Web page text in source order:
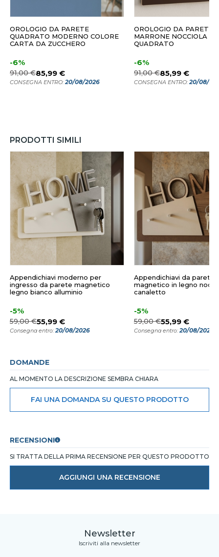
OROLOGIO DA PARETE
QUADRATO MODERNO COLORE
CARTA DA ZUCCHERO
-6%
91,00 €85,99 €
CONSEGNA ENTRO:20/08/2026
OROLOGIO DA PARETE
MARRONE NOCCIOLA
QUADRATO
-6%
91,00 €85,99 €
CONSEGNA ENTRO:20/08/
PRODOTTI SIMILI
Appendichiavi moderno per
ingresso da parete magnetico
legno bianco alluminio
-5%
59,00 €55,99 €
Consegna entro:20/08/2026
Appendichiavi da parete
magnetico in legno noce
canaletto
-5%
59,00 €55,99 €
Consegna entro:20/08/2026
DOMANDE
AL MOMENTO LA DESCRIZIONE SEMBRA CHIARA
FAI UNA DOMANDA SU QUESTO PRODOTTO
RECENSIONI
SI TRATTA DELLA PRIMA RECENSIONE PER QUESTO PRODOTTO
AGGIUNGI UNA RECENSIONE
Newsletter
Iscriviti alla newsletter